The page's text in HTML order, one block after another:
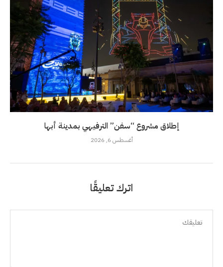
إطلاق مشروع “سفن” الترفيهي بمدينة أبها
أغسطس 6, 2026
اترك تعليقًا